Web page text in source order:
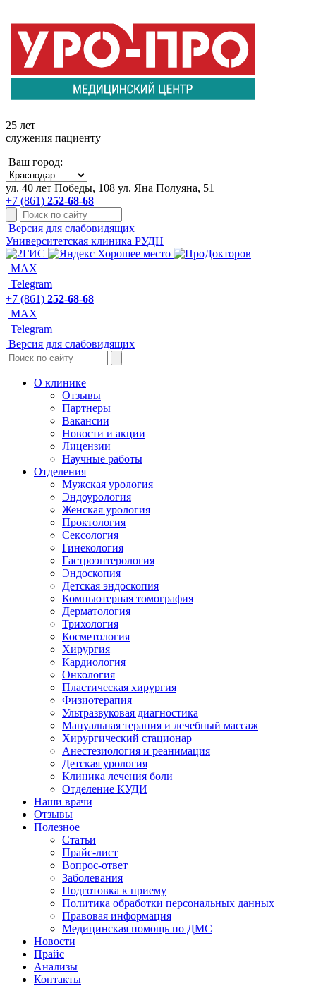
+7 861 252-68-68
25 лет
служения пациенту
Ваш город:
ул. 40 лет Победы, 108 ул. Яна Полуяна, 51
+7 (861) 252-68-68
Версия для слабовидящих
Университетская клиника РУДН
MAX
Telegram
+7 (861) 252-68-68
MAX
Telegram
Версия для слабовидящих
О клинике
Отзывы
Партнеры
Вакансии
Новости и акции
Лицензии
Научные работы
Отделения
Мужская урология
Эндоурология
Женская урология
Проктология
Сексология
Гинекология
Гастроэнтерология
Эндоскопия
Детская эндоскопия
Компьютерная томография
Дерматология
Трихология
Косметология
Хирургия
Кардиология
Онкология
Пластическая хирургия
Физиотерапия
Ультразвуковая диагностика
Мануальная терапия и лечебный массаж
Хирургический стационар
Анестезиология и реанимация
Детская урология
Клиника лечения боли
Отделение КУДИ
Наши врачи
Отзывы
Полезное
Статьи
Прайс-лист
Вопрос-ответ
Заболевания
Подготовка к приему
Политика обработки персональных данных
Правовая информация
Медицинская помощь по ДМС
Новости
Прайс
Анализы
Контакты